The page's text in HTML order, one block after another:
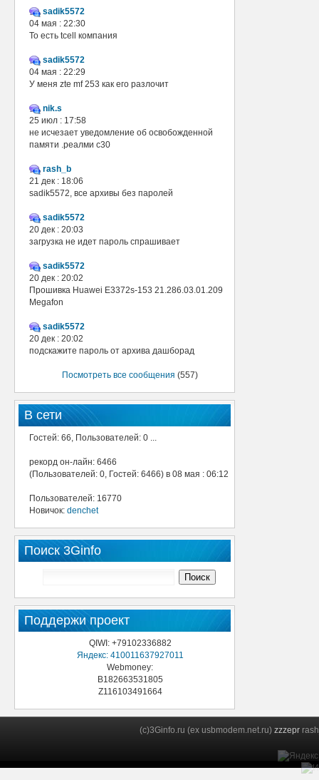
sadik5572
04 мая : 22:30
То есть tcell компания
sadik5572
04 мая : 22:29
У меня zte mf 253 как его разлочит
nik.s
25 июл : 17:58
не исчезает уведомление об освобожденной
памяти .реалми с30
rash_b
21 дек : 18:06
sadik5572, все архивы без паролей
sadik5572
20 дек : 20:03
загрузка не идет пароль спрашивает
sadik5572
20 дек : 20:02
Прошивка Huawei E3372s-153 21.286.03.01.209
Megafon
sadik5572
20 дек : 20:02
подскажите пароль от архива дашборад
Посмотреть все сообщения (557)
В сети
Гостей: 66, Пользователей: 0 ...
рекорд он-лайн: 6466
(Пользователей: 0, Гостей: 6466) в 08 мая : 06:12
Пользователей: 16770
Новичок: denchet
Поиск 3Ginfo
Поддержи проект
QIWI: +79102336882
Яндекс: 410011637927011
Webmoney:
B182663531805
Z116103491664
(c)3Ginfo.ru (ex usbmodem.net.ru) zzzepr